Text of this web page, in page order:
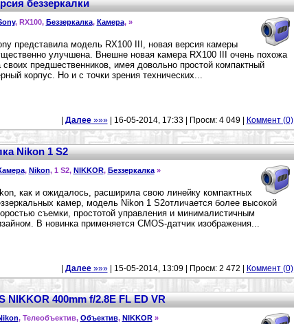
беззеркалки
, RX100, Беззеркалка, Камера, »
представила модель RX100 III, новая версия камеры
улучшена. Внешне новая камера RX100 III очень похожа
своих предшественников, имея довольно простой компактный
корпус. Но и с точки зрения технических...
Далее»»»| 16-05-2014, 17:33 | Просм: 4 049 | Коммент (0)
Nikon 1 S2
, Nikon, 1 S2, NIKKOR, Беззеркалка»
как и ожидалось, расширила свою линейку компактных
камер, модель Nikon 1 S2отличается более высокой
съемки, простотой управления и минималистичным
В новинка применяется CMOS-датчик изображения...
Далее»»»| 15-05-2014, 13:09 | Просм: 2 472 | Коммент (0)
NIKKOR 400mm f/2.8E FL ED VR
, Телеобъектив, Объектив, NIKKOR»